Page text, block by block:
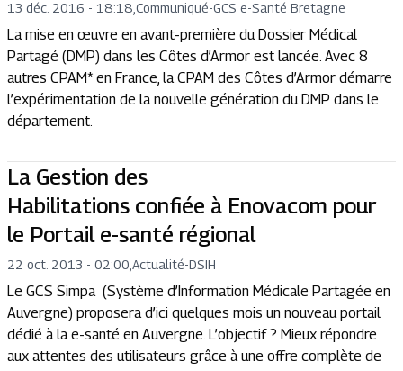
13 déc. 2016 - 18:18 Communiqué-GCS e-Santé Bretagne
La mise en œuvre en avant-première du Dossier Médical
Partagé (DMP) dans les Côtes d’Armor est lancée. Avec 8
autres CPAM* en France, la CPAM des Côtes d’Armor démarre
l’expérimentation de la nouvelle génération du DMP dans le
département.
La Gestion des
Habilitations confiée à Enovacom pour
le Portail e-santé régional
22 oct. 2013 - 02:00 Actualité-DSIH
Le GCS Simpa (Système d’Information Médicale Partagée en
Auvergne) proposera d’ici quelques mois un nouveau portail
dédié à la e-santé en Auvergne. L’objectif ? Mieux répondre
aux attentes des utilisateurs grâce à une offre complète de